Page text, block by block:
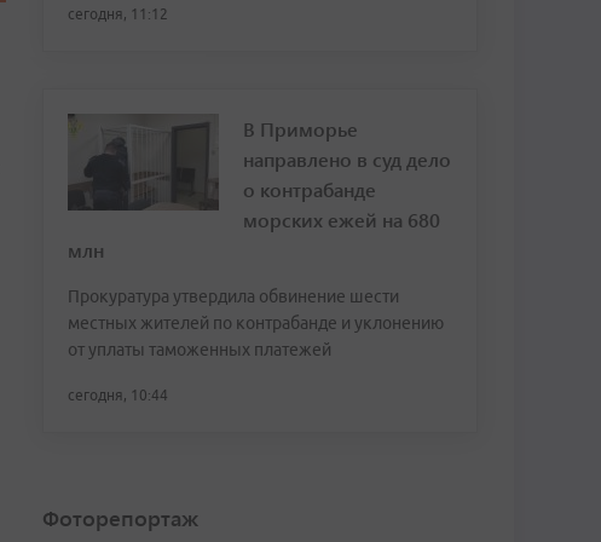
сегодня, 11:12
В Приморье
направлено в суд дело
о контрабанде
морских ежей на 680
млн
Прокуратура утвердила обвинение шести
местных жителей по контрабанде и уклонению
от уплаты таможенных платежей
сегодня, 10:44
Фоторепортаж